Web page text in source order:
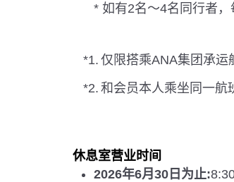
* 如有2名～4名同行者
*1. 仅限搭乘ANA集团承运
*2. 和会员本人乘坐同一航
休息室营业时间
2026年6月30日为止: